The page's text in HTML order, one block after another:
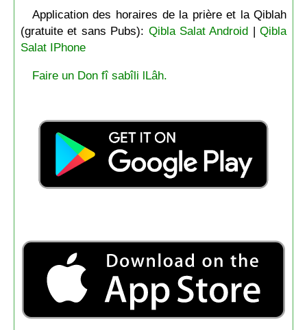
Application des horaires de la prière et la Qiblah
(gratuite et sans Pubs): Qibla Salat Android |Qibla
Salat IPhone
Faire un Don fî sabîli lLâh.